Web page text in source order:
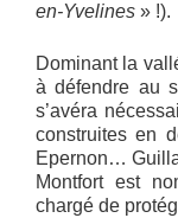
en-Yvelines » !).
Dominant la
à défendre au
s’avéra
construites en
Epernon…
Montfort est
chargé de